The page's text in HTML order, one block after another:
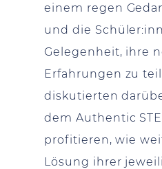
einem regen
und die
Gelegenheit, ihre
Erfahrungen zu
diskutierten
dem Authentic
profitieren, wie
Lösung ihrer